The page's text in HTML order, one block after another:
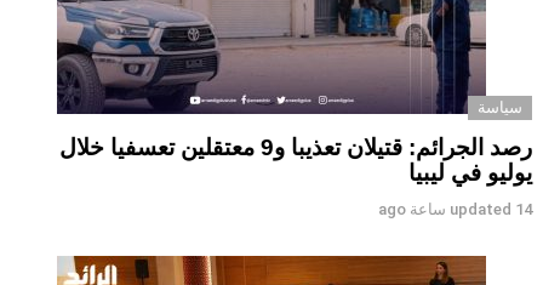
سياسة
رصد الجرائم: قتيلان تعذيبا و9 معتقلين تعسفيا خلال
يوليو في ليبيا
updated 14 ساعة ago